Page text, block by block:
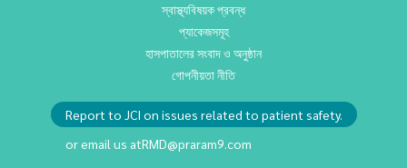
স্বাস্থ্যবিষয়ক প্রবন্ধ
প্যাকেজসমূহ
হাসপাতালের সংবাদ ও অনুষ্ঠান
গোপনীয়তা নীতি
Report to JCI on issues related to patient safety.
or email us atRMD@praram9.com